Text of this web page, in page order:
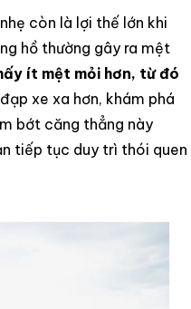
còn là lợi thế lớn khi
hồ thường gây ra mệt
ít mệt mỏi hơn, từ đó
xe xa hơn, khám phá
bớt căng thẳng này
tiếp tục duy trì thói quen